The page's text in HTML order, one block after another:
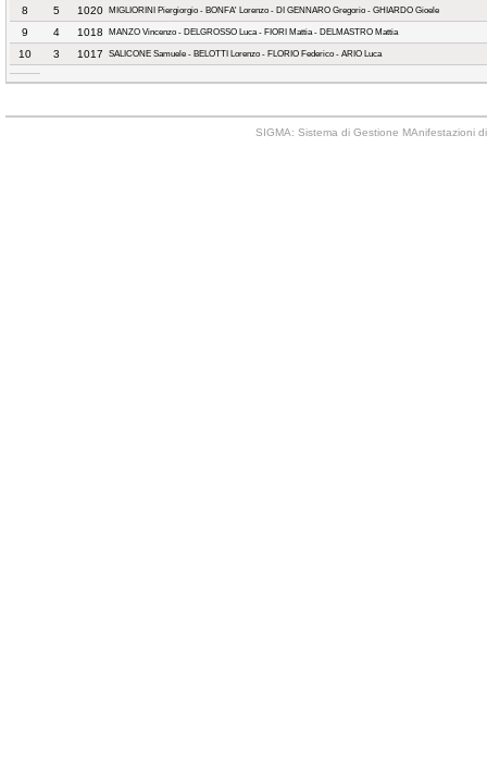
8 5 1020 MIGLIORINI Piergiorgio - BONFA' Lorenzo - DI GENNARO Gregorio - GHIARDO Gioele
9 4 1018 MANZO Vincenzo - DELGROSSO Luca - FIORI Mattia - DELMASTRO Mattia
10 3 1017 SALICONE Samuele - BELOTTI Lorenzo - FLORIO Federico - ARIO Luca
SIGMA: Sistema di Gestione MAnifestazioni